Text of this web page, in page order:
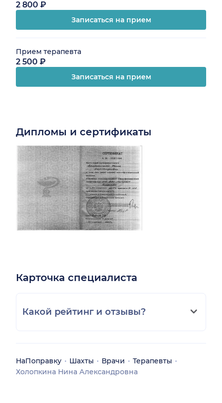
2 800 ₽
Записаться на прием
Прием терапевта
2 500 ₽
Записаться на прием
Дипломы и сертификаты
Карточка специалиста
Какой рейтинг и отзывы?
НаПоправку Шахты Врачи
Терапевты
Холопкина Нина Александровна